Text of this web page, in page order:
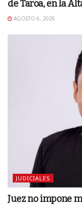
de Taroa, en la
AGOSTO 6, 2026
JUDICIALES
Juez no impone